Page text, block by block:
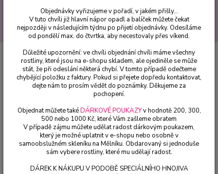
Hledat
Hemerocallis - Denivky
Hemerocallis -Denivka, Cosmopolitan -
cena za kus v 3-kusovém balení
Hemerocallis -Denivka,
Cosmopolitan - cena za kus v 3-
kusovém balení
Objednávky vyřizujeme v pořadí, v jakém přišly...
V tuto chvíli již hlavní nápor opadl a balíček můžete čekat
nejpozději v následujícím týdnu po přijetí objednávky. Odesíláme
od pondělí max. do čtvrtka, aby necestovaly přes víkend.
Důležité upozornění: ve chvíli objednání chvíli máme všechny
rostliny, které jsou na e-shopu skladem, ale ojediněle se může
stát, že při odeslání některá chybí. V tomto případě odečteme
chybějící položku z faktury. Pokud si přejete dopředu kontaktovat,
dejte nám to prosím vědět do poznámky. Děkujeme za
pochopení.
Objednat můžete takéDÁRKOVÉ POUKAZYv hodnotě 200, 300,
500 nebo 1000 Kč, které Vám zašleme obratem
V případě zájmu můžete udělat radost dárkovým poukazem,
který je možné uplatnit v e-shopu nebo osobně v
samoobslužném skleníku na Mělníku. Obdarovaný si jednoduše
sám vybere rostliny, které mu udělají radost.
DÁREK K NÁKUPU V PODOBĚ SPECIÁLNÍHO HNOJIVA